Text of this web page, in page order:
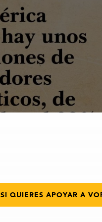
SI QUIERES APOYAR A